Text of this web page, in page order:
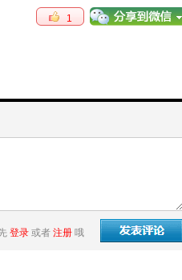
1
登录 或者 注册 哦